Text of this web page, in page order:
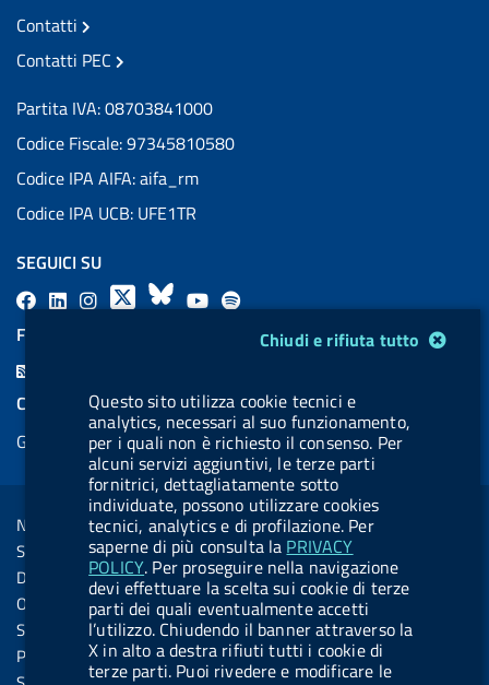
Chiudi e rifiuta tutto
Questo sito utilizza cookie tecnici e
analytics, necessari al suo funzionamento,
per i quali non è richiesto il consenso. Per
alcuni servizi aggiuntivi, le terze parti
fornitrici, dettagliatamente sotto
individuate, possono utilizzare cookies
tecnici, analytics e di profilazione. Per
saperne di più consulta la PRIVACY
POLICY. Per proseguire nella navigazione
devi effettuare la scelta sui cookie di terze
parti dei quali eventualmente accetti
l’utilizzo. Chiudendo il banner attraverso la
X in alto a destra rifiuti tutti i cookie di
terze parti. Puoi rivedere e modificare le
Contatti
Contatti PEC
Partita IVA: 08703841000
Codice Fiscale: 97345810580
Codice IPA AIFA: aifa_rm
Codice IPA UCB: UFE1TR
SEGUICI SU
F
L
l
.
b
u
t
t
o
n
.
X
B
s
k
y
Y
u
b
e
l
l
.
b
u
t
t
o
n
.
FEED RSS
COOKIES
Gestione cookie
Sezione Link Utili
Note legali
Social Media Policy
Dichiarazione di accessibilità
Obiettivi di accessibilità
Statistiche sito
Privacy